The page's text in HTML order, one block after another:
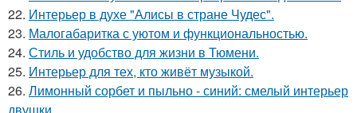
22. Интерьер в духе "Алисы в стране Чудес".
23. Малогабаритка с уютом и функциональностью.
24. Стиль и удобство для жизни в Тюмени.
25. Интерьер для тех, кто живёт музыкой.
26. Лимонный сорбет и пыльно - синий: смелый интерьер
двушки.